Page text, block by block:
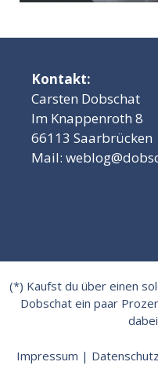
Kontakt:
Carsten Dobschat
Im Knappenroth 8
66113 Saarbrücken
Mail:
(*) Kaufst du über einen
Dobschat ein paar
Impressum |